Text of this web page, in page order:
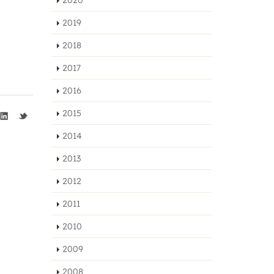
2019
2018
2017
2016
2015
2014
2013
2012
2011
2010
2009
2008